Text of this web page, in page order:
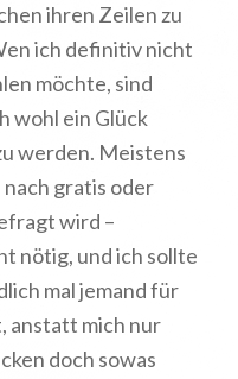
ihren Zeilen zu
ich definitiv nicht
möchte, sind
wohl ein Glück
werden. Meistens
nach gratis oder
wird –
nötig, und ich sollte
mal jemand für
anstatt mich nur
doch sowas